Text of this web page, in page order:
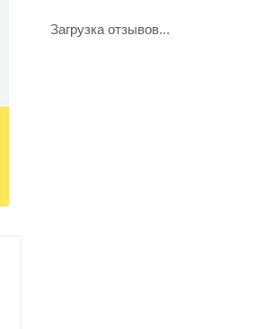
Загрузка отзывов...